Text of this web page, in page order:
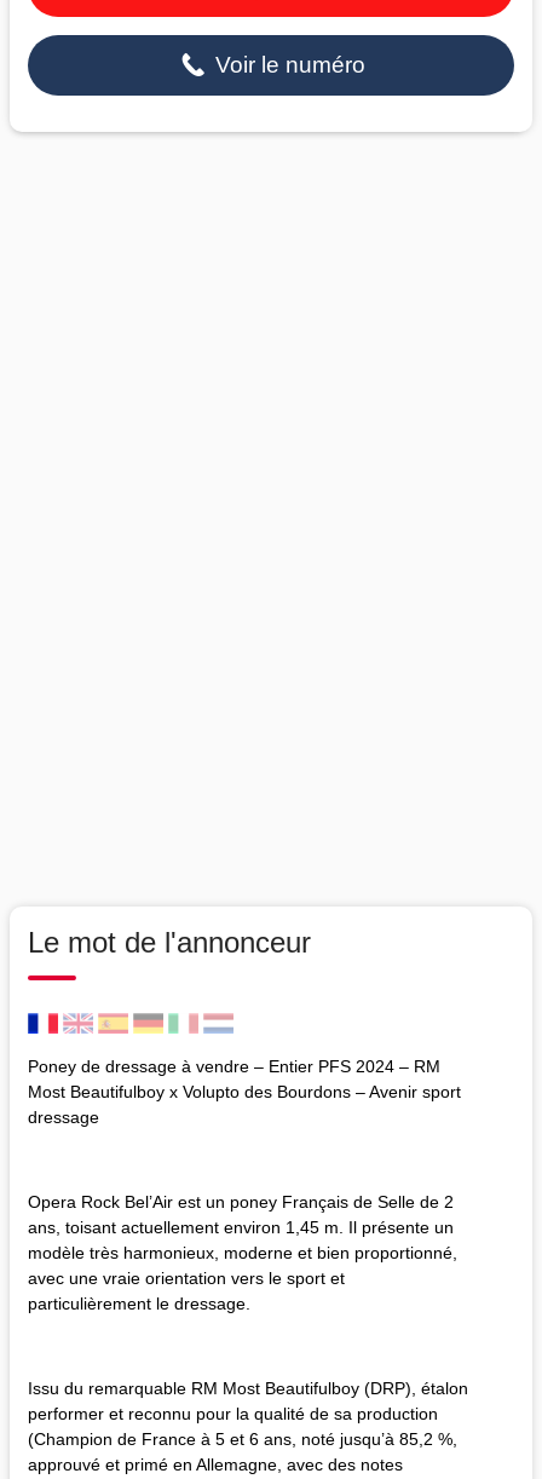
Voir le numéro
Le mot de l'annonceur
Poney de dressage à vendre – Entier PFS 2024 – RM
Most Beautifulboy x Volupto des Bourdons – Avenir sport
dressage
Opera Rock Bel’Air est un poney Français de Selle de 2
ans, toisant actuellement environ 1,45 m. Il présente un
modèle très harmonieux, moderne et bien proportionné,
avec une vraie orientation vers le sport et
particulièrement le dressage.
Issu du remarquable RM Most Beautifulboy (DRP), étalon
performer et reconnu pour la qualité de sa production
(Champion de France à 5 et 6 ans, noté jusqu’à 85,2 %,
approuvé et primé en Allemagne, avec des notes